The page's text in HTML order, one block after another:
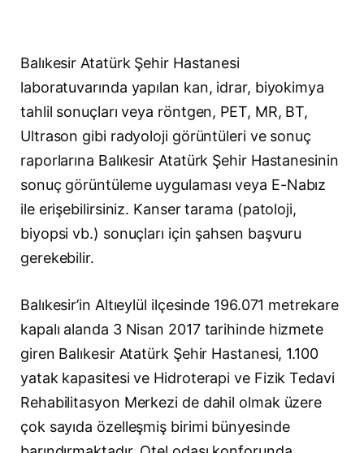
Balıkesir Atatürk Şehir Hastanesi
laboratuvarında yapılan kan, idrar, biyokimya
tahlil sonuçları veya röntgen, PET, MR, BT,
Ultrason gibi radyoloji görüntüleri ve sonuç
raporlarına Balıkesir Atatürk Şehir Hastanesinin
sonuç görüntüleme uygulaması veya E-Nabız
ile erişebilirsiniz. Kanser tarama (patoloji,
biyopsi vb.) sonuçları için şahsen başvuru
gerekebilir.
Balıkesir’in Altıeylül ilçesinde 196.071 metrekare
kapalı alanda 3 Nisan 2017 tarihinde hizmete
giren Balıkesir Atatürk Şehir Hastanesi, 1.100
yatak kapasitesi ve Hidroterapi ve Fizik Tedavi
Rehabilitasyon Merkezi de dahil olmak üzere
çok sayıda özelleşmiş birimi bünyesinde